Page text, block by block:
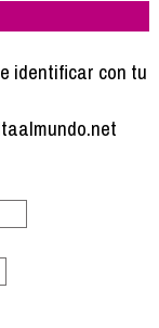
identificar con tu